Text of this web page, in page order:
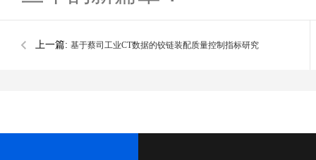
上一篇: 基于蔡司工业CT数据的铰链装配质量控制指标研究